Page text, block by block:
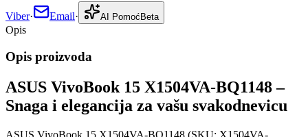
Viber· Email· AI Pomoć Beta
Opis
Opis proizvoda
ASUS VivoBook 15 X1504VA-BQ1148 –
Snaga i elegancija za vašu svakodnevicu
ASUS VivoBook 15 X1504VA-BQ1148 (SKU: X1504VA-